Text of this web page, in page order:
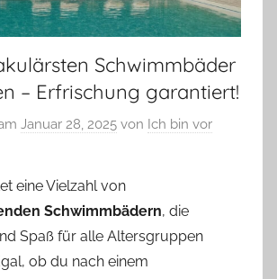
Schwimmbäder
– Erfrischung garantiert!
Januar 28, 2025 von Ich bin vor
eine Vielzahl von
Schwimmbädern, die
Spaß für alle Altersgruppen
ob du nach einem